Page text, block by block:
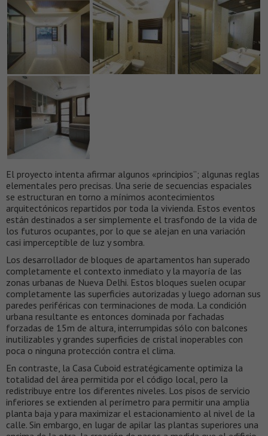
El proyecto intenta afirmar algunos «principios”; algunas reglas
elementales pero precisas. Una serie de secuencias espaciales
se estructuran en torno a mínimos acontecimientos
arquitectónicos repartidos por toda la vivienda. Estos eventos
están destinados a ser simplemente el trasfondo de la vida de
los futuros ocupantes, por lo que se alejan en una variación
casi imperceptible de luz y sombra.
Los desarrollador de bloques de apartamentos han superado
completamente el contexto inmediato y la mayoría de las
zonas urbanas de Nueva Delhi. Estos bloques suelen ocupar
completamente las superficies autorizadas y luego adornan sus
paredes periféricas con terminaciones de moda. La condición
urbana resultante es entonces dominada por fachadas
forzadas de 15m de altura, interrumpidas sólo con balcones
inutilizables y grandes superficies de cristal inoperables con
poca o ninguna protección contra el clima.
En contraste, la Casa Cuboid estratégicamente optimiza la
totalidad del área permitida por el código local, pero la
redistribuye entre los diferentes niveles. Los pisos de servicio
inferiores se extienden al perímetro para permitir una amplia
planta baja y para maximizar el estacionamiento al nivel de la
calle. Sin embargo, en lugar de apilar las plantas superiores una